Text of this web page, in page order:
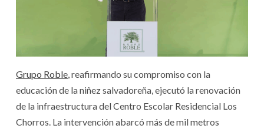
Grupo Roble , reafirmando su compromiso con la
educación de la niñez salvadoreña, ejecutó la renovación
de la infraestructura del Centro Escolar Residencial Los
Chorros. La intervención abarcó más de mil metros